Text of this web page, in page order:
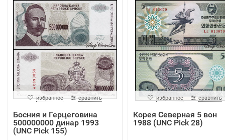
избранное сравнить
Босния и Герцеговина
500000000 динар 1993
(UNC Pick 155)
избранное сравнить
Корея Северная 5 вон
1988 (UNC Pick 28)